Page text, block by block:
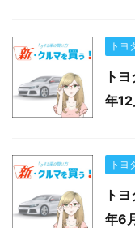
トヨ
ト
年12
トヨ
ト
年6